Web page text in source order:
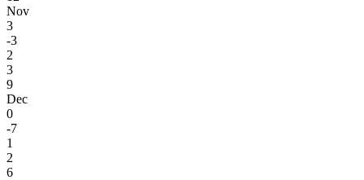
Nov
3
-3
2
3
9
Dec
0
-7
1
2
6